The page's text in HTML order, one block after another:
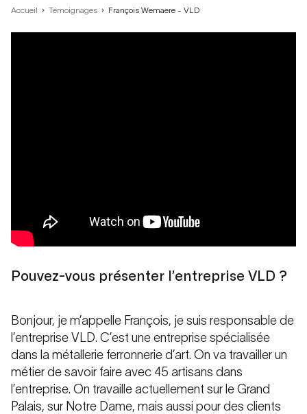
Accueil Témoignages François Wemaere - VLD
Pouvez-vous présenter l’entreprise VLD ?
Bonjour, je m’appelle François, je suis responsable de
l’entreprise VLD. C’est une entreprise spécialisée
dans la métallerie ferronnerie d’art. On va travailler un
métier de savoir faire avec 45 artisans dans
l’entreprise. On travaille actuellement sur le Grand
Palais, sur Notre Dame, mais aussi pour des clients